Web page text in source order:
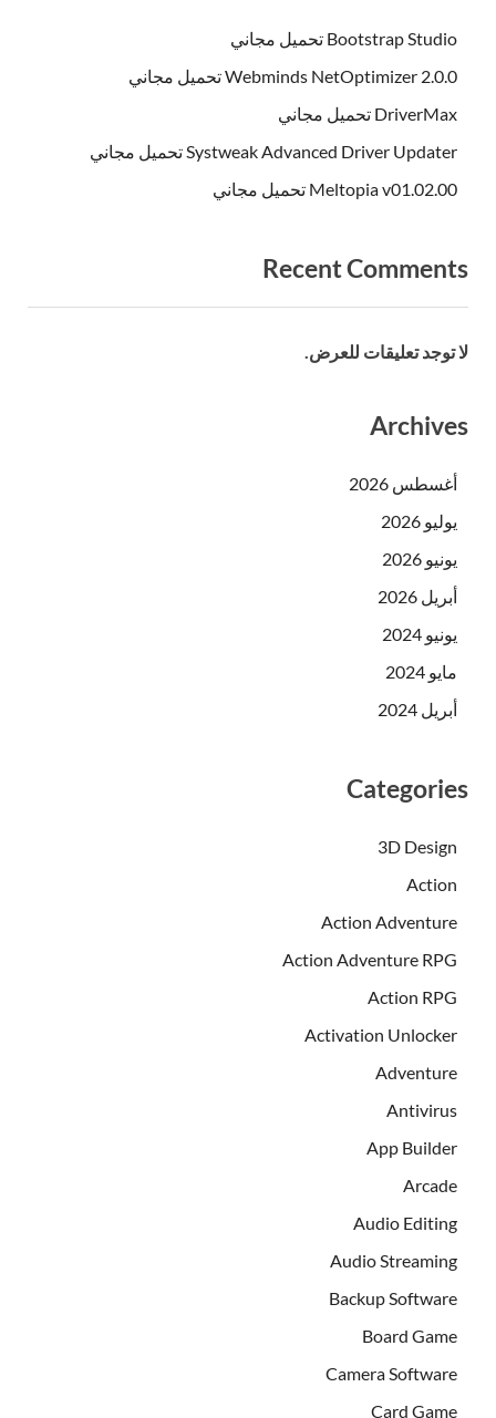
Bootstrap Studio تحميل مجاني
Webminds NetOptimizer 2.0.0 تحميل مجاني
DriverMax تحميل مجاني
Systweak Advanced Driver Updater تحميل مجاني
Meltopia v01.02.00 تحميل مجاني
Recent Comments
لا توجد تعليقات للعرض.
Archives
أغسطس 2026
يوليو 2026
يونيو 2026
أبريل 2026
يونيو 2024
مايو 2024
أبريل 2024
Categories
3D Design
Action
Action Adventure
Action Adventure RPG
Action RPG
Activation Unlocker
Adventure
Antivirus
App Builder
Arcade
Audio Editing
Audio Streaming
Backup Software
Board Game
Camera Software
Card Game